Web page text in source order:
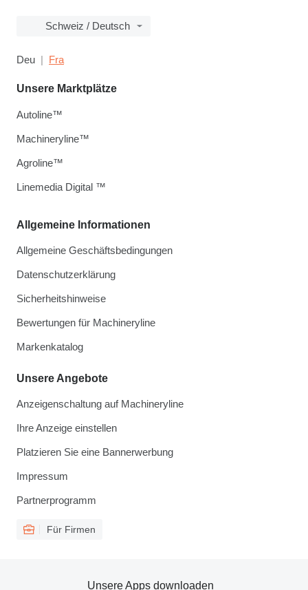
Schweiz / Deutsch
Deu Fra
Allgemeine Informationen
Allgemeine Geschäftsbedingungen
Datenschutzerklärung
Sicherheitshinweise
Bewertungen für Machineryline
Markenkatalog
Unsere Angebote
Anzeigenschaltung auf Machineryline
Ihre Anzeige einstellen
Platzieren Sie eine Bannerwerbung
Impressum
Partnerprogramm
Für Firmen
Unsere Marktplätze
Autoline™
Machineryline™
Agroline™
Linemedia Digital ™
Unsere Apps downloaden